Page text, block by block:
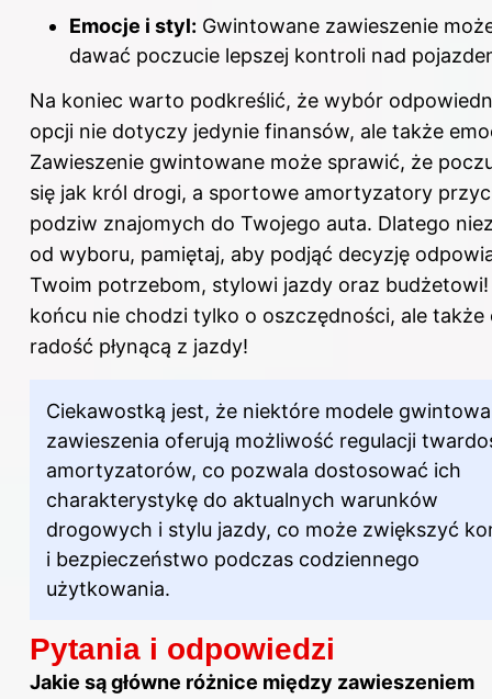
Emocje i styl: Gwintowane zawieszenie
dawać poczucie lepszej kontroli nad
Na koniec warto podkreślić, że wybór
opcji nie dotyczy jedynie finansów, ale także
Zawieszenie gwintowane może sprawić, że
się jak król drogi, a sportowe amortyzatory
podziw znajomych do Twojego auta. Dlatego
od wyboru, pamiętaj, aby podjąć decyzję
Twoim potrzebom, stylowi jazdy oraz budżetowi!
końcu nie chodzi tylko o oszczędności, ale także
radość płynącą z jazdy!
Ciekawostką jest, że niektóre modele
zawieszenia oferują możliwość regulacji
amortyzatorów, co pozwala dostosować ich
charakterystykę do aktualnych warunków
drogowych i stylu jazdy, co może zwiększyć
i bezpieczeństwo podczas codziennego
użytkowania.
Pytania i odpowiedzi
Jakie są główne różnice między zawieszeniem